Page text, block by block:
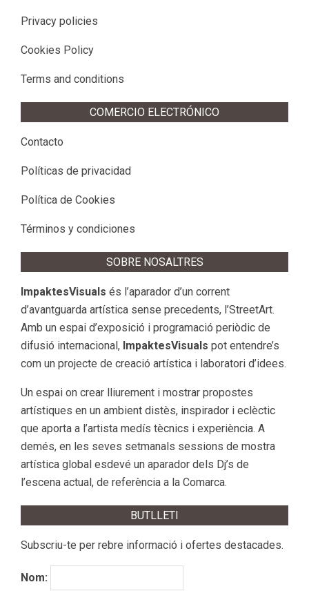
Privacy policies
Cookies Policy
Terms and conditions
COMERCIO ELECTRÓNICO
Contacto
Políticas de privacidad
Política de Cookies
Términos y condiciones
SOBRE NOSALTRES
ImpaktesVisuals és l’aparador d’un corrent
d’avantguarda artística sense precedents, l’StreetArt.
Amb un espai d’exposició i programació periòdic de
difusió internacional, ImpaktesVisuals pot entendre’s
com un projecte de creació artística i laboratori d’idees.
Un espai on crear lliurement i mostrar propostes
artístiques en un ambient distès, inspirador i eclèctic
que aporta a l’artista medís tècnics i experiència. A
demés, en les seves setmanals sessions de mostra
artística global esdevé un aparador dels Dj’s de
l’escena actual, de referència a la Comarca.
BUTLLETI
Subscriu-te per rebre informació i ofertes destacades.
Nom: